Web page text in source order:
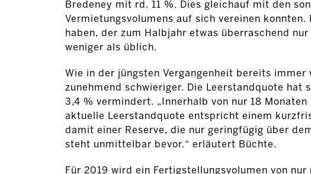
Bredeney mit rd. 11 %. Dies gleichauf mit den
Vermietungsvolumens auf sich vereinen
haben, der zum Halbjahr etwas überraschend
weniger als üblich.
Wie in der jüngsten Vergangenheit bereits
zunehmend schwieriger. Die Leerstandquote
3,4 % vermindert. „Innerhalb von nur 18
aktuelle Leerstandquote entspricht einem
damit einer Reserve, die nur geringfügig über
steht unmittelbar bevor.“ erläutert Büchte.
Für 2019 wird ein Fertigstellungsvolumen von